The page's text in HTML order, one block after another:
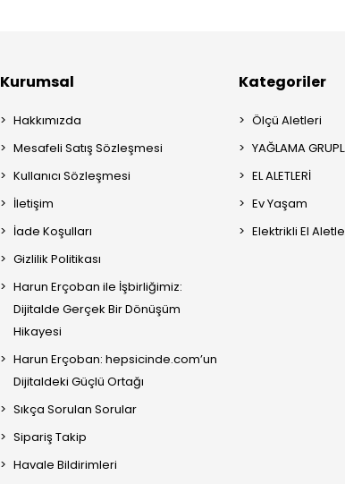
Kurumsal
Hakkımızda
Mesafeli Satış Sözleşmesi
Kullanıcı Sözleşmesi
İletişim
İade Koşulları
Gizlilik Politikası
Harun Erçoban ile İşbirliğimiz:
Dijitalde Gerçek Bir Dönüşüm
Hikayesi
Harun Erçoban: hepsicinde.com’un
Dijitaldeki Güçlü Ortağı
Sıkça Sorulan Sorular
Sipariş Takip
Havale Bildirimleri
Kategoriler
Ölçü Aletleri
YAĞLAMA
EL ALETLERİ
Ev Yaşam
Elektrikli El